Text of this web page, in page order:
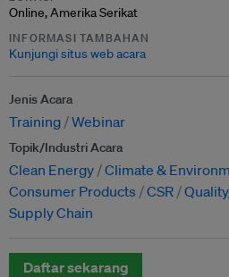
Online, Amerika Serikat
INFORMASI TAMBAHAN
Kunjungi situs web acara
Jenis Acara
Training Webinar
Topik/Industri Acara
Clean Energy Climate &
Consumer Products
CSR
Supply Chain
Daftar sekarang